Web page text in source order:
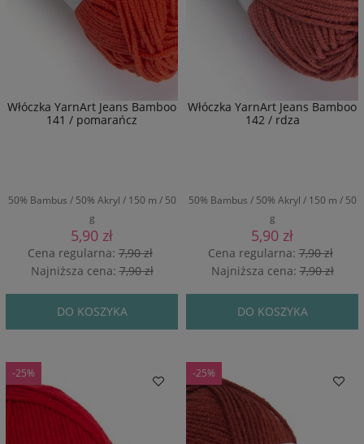
Włóczka YarnArt Jeans Bamboo
141 / pomarańcz
50% Bambus / 50% Akryl / 150 m / 50
g
5,90 zł
Cena regularna:7,90 zł
Najniższa cena:7,90 zł
DO KOSZYKA
Włóczka YarnArt Jeans Bamboo
142 / rdza
50% Bambus / 50% Akryl / 150 m / 50
g
5,90 zł
Cena regularna:7,90 zł
Najniższa cena:7,90 zł
DO KOSZYKA
-25% -25%